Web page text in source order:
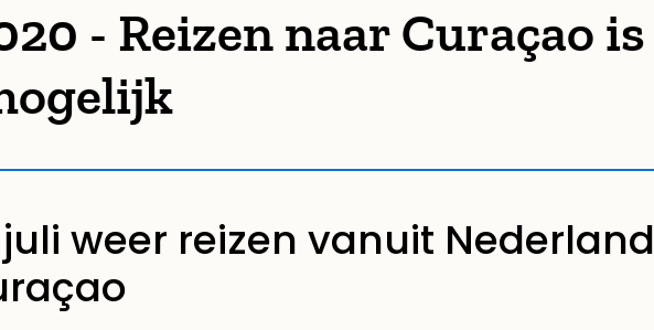
- Reizen naar Curaçao is
weer reizen vanuit Nederland